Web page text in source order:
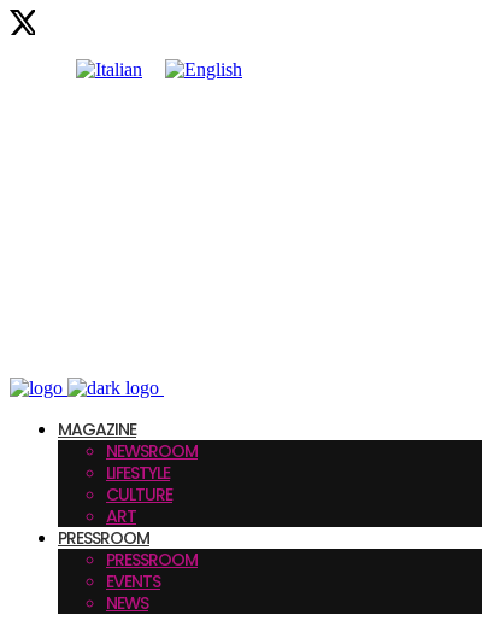
MAGAZINE
NEWSROOM
LIFESTYLE
CULTURE
ART
PRESSROOM
PRESSROOM
EVENTS
NEWS